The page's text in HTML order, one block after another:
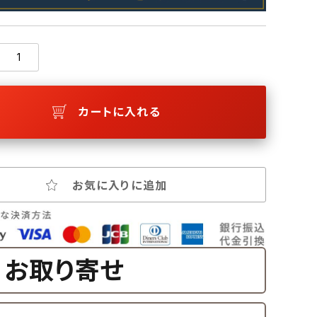
カートに入れる
お気に入りに追加
お取り寄せ